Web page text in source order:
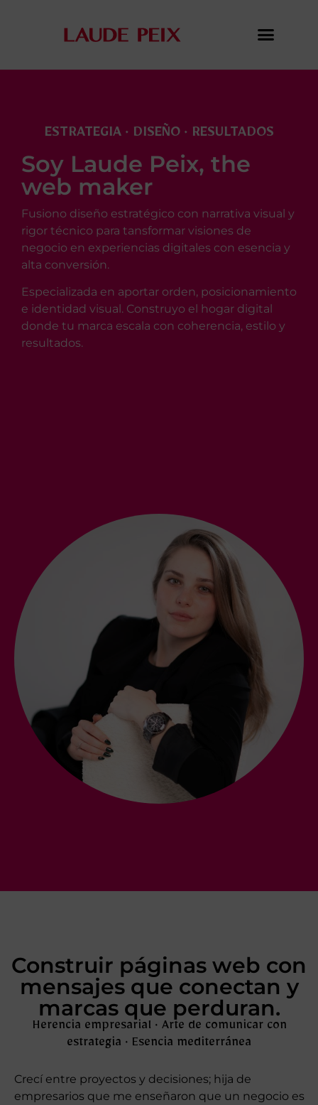
ESTRATEGIA · DISEÑO · RESULTADOS
Soy Laude Peix, the
web maker
Fusiono diseño estratégico con narrativa visual y
rigor técnico para tansformar visiones de
negocio en experiencias digitales con esencia y
alta conversión.
Especializada en aportar orden, posicionamiento
e identidad visual. Construyo el hogar digital
donde tu marca escala con coherencia, estilo y
resultados.
Construir páginas web con
mensajes que conectan y
marcas que perduran.
Herencia empresarial · Arte de comunicar con
estrategia · Esencia mediterránea
Crecí entre proyectos y decisiones; hija de
empresarios que me enseñaron que un negocio es